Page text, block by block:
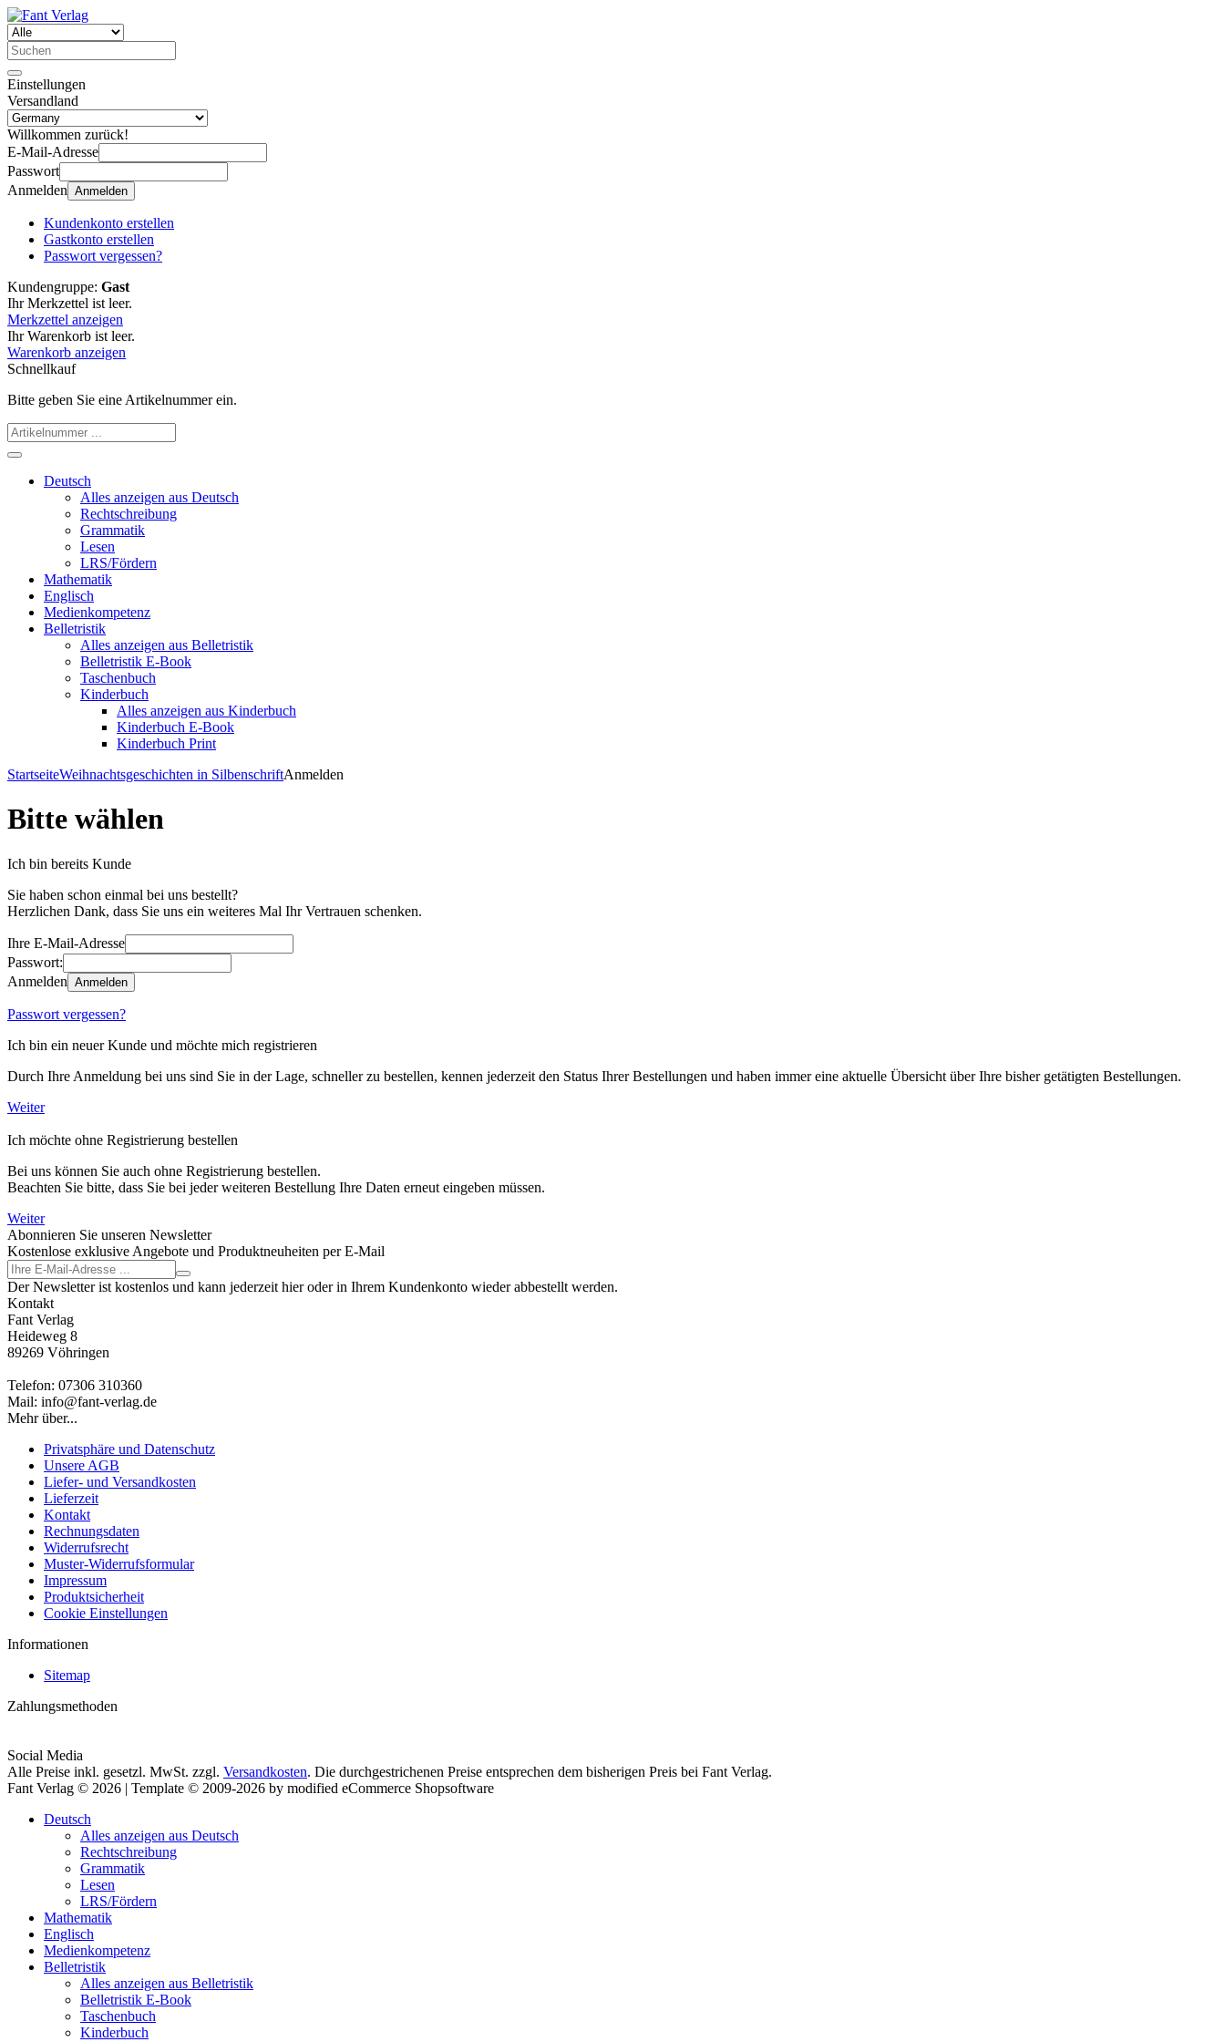
Einstellungen
Versandland
Willkommen zurück!
E-Mail-Adresse
Passwort
Anmelden Anmelden
Kundenkonto erstellen
Gastkonto erstellen
Passwort vergessen?
Kundengruppe: Gast
Ihr Merkzettel ist leer.
Merkzettel anzeigen
Ihr Warenkorb ist leer.
Warenkorb anzeigen
Schnellkauf
Bitte geben Sie eine Artikelnummer ein.
Deutsch
Alles anzeigen aus Deutsch
Rechtschreibung
Grammatik
Lesen
LRS/Fördern
Mathematik
Englisch
Medienkompetenz
Belletristik
Alles anzeigen aus Belletristik
Belletristik E-Book
Taschenbuch
Kinderbuch
Alles anzeigen aus Kinderbuch
Kinderbuch E-Book
Kinderbuch Print
StartseiteWeihnachtsgeschichten in SilbenschriftAnmelden
Bitte wählen
Ich bin bereits Kunde
Sie haben schon einmal bei uns bestellt?
Herzlichen Dank, dass Sie uns ein weiteres Mal Ihr Vertrauen schenken.
Ihre E-Mail-Adresse
Passwort:
Anmelden Anmelden
Passwort vergessen?
Ich bin ein neuer Kunde und möchte mich registrieren
Durch Ihre Anmeldung bei uns sind Sie in der Lage, schneller zu bestellen, kennen jederzeit den Status Ihrer Bestellungen und haben immer eine aktuelle Übersicht über Ihre bisher getätigten Bestellungen.
Weiter
Ich möchte ohne Registrierung bestellen
Bei uns können Sie auch ohne Registrierung bestellen.
Beachten Sie bitte, dass Sie bei jeder weiteren Bestellung Ihre Daten erneut eingeben müssen.
Weiter
Abonnieren Sie unseren Newsletter
Kostenlose exklusive Angebote und Produktneuheiten per E-Mail
Der Newsletter ist kostenlos und kann jederzeit hier oder in Ihrem Kundenkonto wieder abbestellt werden.
Kontakt
Fant Verlag
Heideweg 8
89269 Vöhringen
Telefon: 07306 310360
Mail: info@fant-verlag.de
Mehr über...
Privatsphäre und Datenschutz
Unsere AGB
Liefer- und Versandkosten
Lieferzeit
Kontakt
Rechnungsdaten
Widerrufsrecht
Muster-Widerrufsformular
Impressum
Produktsicherheit
Cookie Einstellungen
Informationen
Sitemap
Zahlungsmethoden
Social Media
Alle Preise inkl. gesetzl. MwSt. zzgl. Versandkosten. Die durchgestrichenen Preise entsprechen dem bisherigen Preis bei Fant Verlag.
Fant Verlag © 2026 | Template © 2009-2026 by modified eCommerce Shopsoftware
Deutsch
Alles anzeigen aus Deutsch
Rechtschreibung
Grammatik
Lesen
LRS/Fördern
Mathematik
Englisch
Medienkompetenz
Belletristik
Alles anzeigen aus Belletristik
Belletristik E-Book
Taschenbuch
Kinderbuch